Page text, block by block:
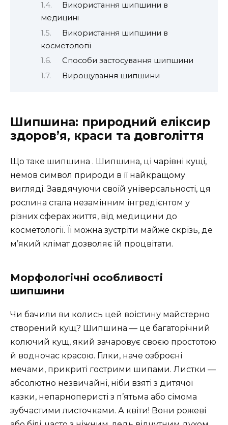
Використання шипшини в
медицині
Використання шипшини в
косметології
Способи застосування шипшини
Вирощування шипшини
Шипшина: природний еліксир
здоров’я, краси та довголіття
Що таке шипшина . Шипшина, ці чарівні кущі,
немов символ природи в її найкращому
вигляді. Завдячуючи своїй універсальності, ця
рослина стала незамінним інгредієнтом у
різних сферах життя, від медицини до
косметології. Її можна зустріти майже скрізь, де
м’який клімат дозволяє їй процвітати.
Морфологічні особливості
шипшини
Чи бачили ви колись цей воістину майстерно
створений кущ? Шипшина — це багаторічний
колючий кущ, який зачаровує своєю простотою
й водночас красою. Гілки, наче озброєні
мечами, прикриті гострими шипами. Листки —
абсолютно незвичайні, ніби взяті з дитячої
казки, непарноперисті з п’ятьма або сімома
зубчастими листочками. А квіти! Вони рожеві